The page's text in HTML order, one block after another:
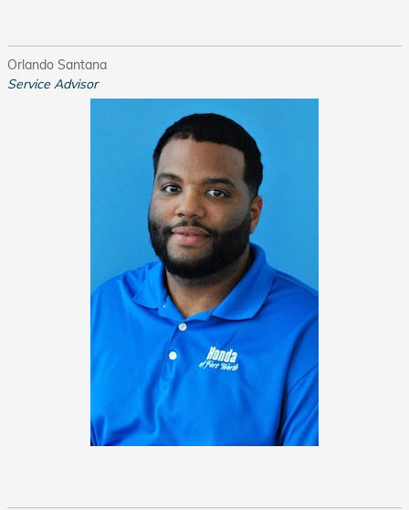
Orlando Santana
Service Advisor